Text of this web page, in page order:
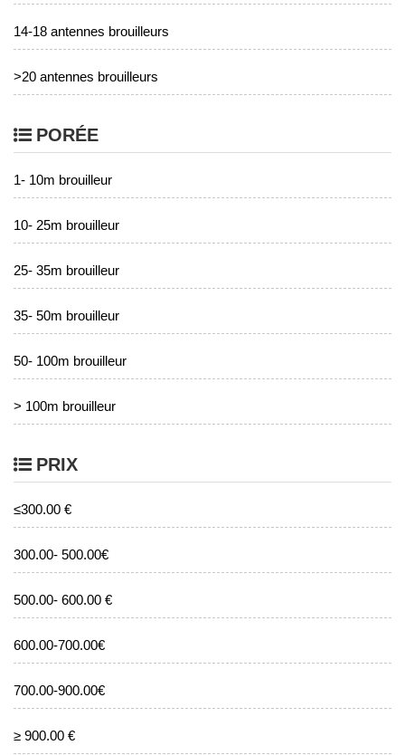
14-18 antennes brouilleurs
>20 antennes brouilleurs
PORÉE
1- 10m brouilleur
10- 25m brouilleur
25- 35m brouilleur
35- 50m brouilleur
50- 100m brouilleur
> 100m brouilleur
PRIX
≤300.00 €
300.00- 500.00€
500.00- 600.00 €
600.00-700.00€
700.00-900.00€
≥ 900.00 €